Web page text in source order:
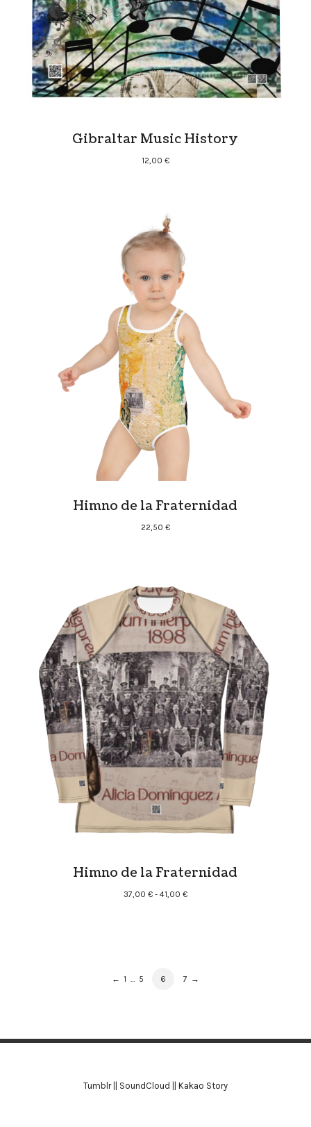
Gibraltar Music History
12,00 €
Himno de la Fraternidad
22,50 €
Himno de la Fraternidad
37,00 € - 41,00 €Rango
← PAGE
1 PAGE
5 PAGE
6 PAGE
7 →
Tumblr|| SoundCloud || Kakao Story